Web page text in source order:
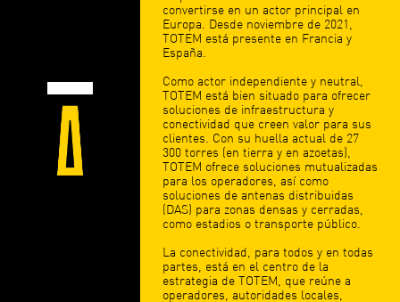
convertirse en un actor principal en
Europa. Desde noviembre de 2021,
TOTEM está presente en Francia y
España.
Como actor independiente y neutral,
TOTEM está bien situado para ofrecer
soluciones de infraestructura y
conectividad que creen valor para sus
clientes. Con su huella actual de 27
300 torres (en tierra y en azoetas),
TOTEM ofrece soluciones mutualizadas
para los operadores, así como
soluciones de antenas distribuidas
(DAS) para zonas densas y cerradas,
como estadios o transporte público.
La conectividad, para todos y en todas
partes, está en el centro de la
estrategia de TOTEM, que reúne a
operadores, autoridades locales,